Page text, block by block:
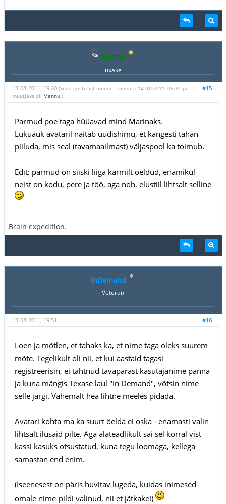
Mannu
uxake
#15
13-08-2011, 19:20 (Seda postitust muudeti viimati: 14-08-2011, 08:31 ja
muutjaks oli Mannu.)
Parmud poe taga hüüavad mind Marinaks.
Lukuauk avataril näitab uudishimu, et kangesti tahan
piiluda, mis seal (tavamaailmast) väljaspool ka toimub.
Edit: parmud on siiski liiga karmilt öeldud, enamikul
neist on kodu, pere ja töö, aga noh, elustiil lihtsalt selline
Brain expedition.
InDemand
Veteran
#16
13-08-2011, 19:51
Loen ja mõtlen, et tahaks ka, et nime taga oleks suurem
mõte. Tegelikult oli nii, et kui aastaid tagasi
registreerisin, ei tahtnud tavapärast kasutajanime panna
ja kuna mängis Texase laul "In Demand", võtsin nime
selle järgi. Vähemalt hea lihtne meeles pidada.
Avatari kohta ma ka suurt öelda ei oska - enamasti valin
lihtsalt ilusaid pilte. Aga alateadlikult sai sel korral vist
kassi kasuks otsustatud, kuna tegu loomaga, kellega
samastan end enim.
(Iseenesest on päris huvitav lugeda, kuidas inimesed
omale nime-pildi valinud, nii et jätkake!)